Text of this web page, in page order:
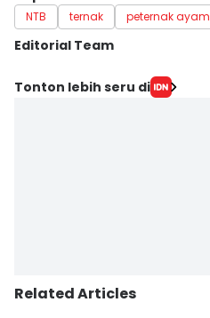
NTB ternak peternak ayam
Editorial Team
Editor
Tonton lebih seru di
Related Articles